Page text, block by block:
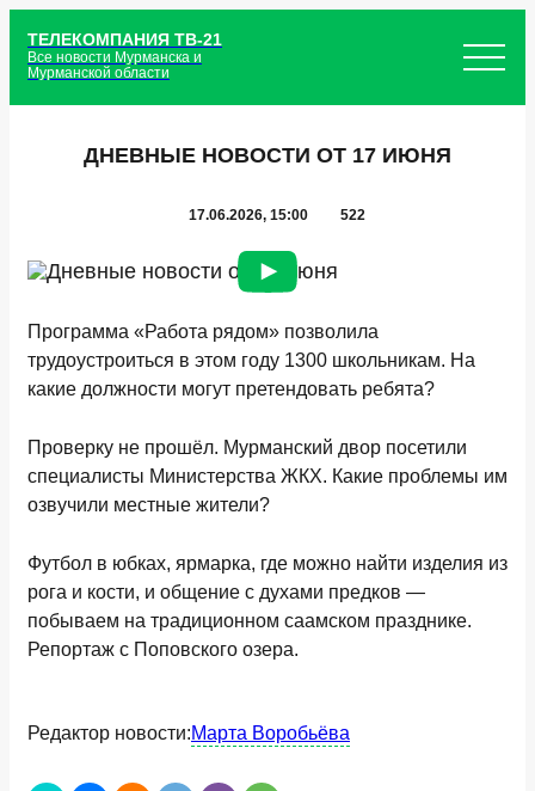
ТЕЛЕКОМПАНИЯ ТВ-21
Все новости Мурманска и
Мурманской области
ДНЕВНЫЕ НОВОСТИ ОТ 17 ИЮНЯ
17.06.2026, 15:00 522
Программа «Работа рядом» позволила
трудоустроиться в этом году 1300 школьникам. На
какие должности могут претендовать ребята?
Проверку не прошёл. Мурманский двор посетили
специалисты Министерства ЖКХ. Какие проблемы им
озвучили местные жители?
Футбол в юбках, ярмарка, где можно найти изделия из
рога и кости, и общение с духами предков —
побываем на традиционном саамском празднике.
Репортаж с Поповского озера.
Редактор новости:Марта Воробьёва